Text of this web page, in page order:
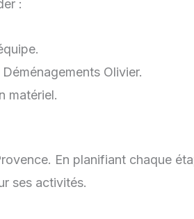
:
Olivier.
matériel.
En planifiant chaque
ses activités.